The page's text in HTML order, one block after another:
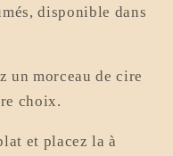
disponible dans
un morceau de cire
choix.
et placez la à